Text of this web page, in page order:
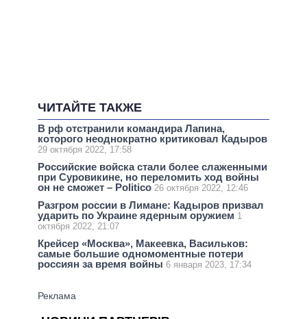
ЧИТАЙТЕ ТАКЖЕ
В рф отстранили командира Лапина,
которого неоднократно критиковал Кадыров
29 октября 2022, 17:58
Российские войска стали более слаженными
при Суровикине, но переломить ход войны
он не сможет – Politico 26 октября 2022, 12:46
Разгром россии в Лимане: Кадыров призвал
ударить по Украине ядерным оружием 1
октября 2022, 21:07
Крейсер «Москва», Макеевка, Васильков:
самые большие одномоментные потери
россиян за время войны 6 января 2023, 17:34